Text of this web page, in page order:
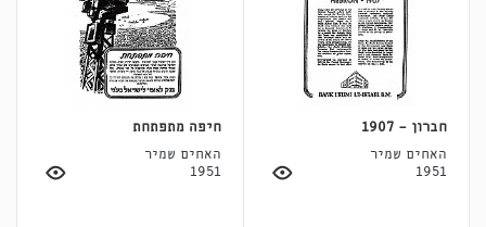
חברון - 1907
האחים שמיר
1951
חיפה מתפתחת
האחים שמיר
1951